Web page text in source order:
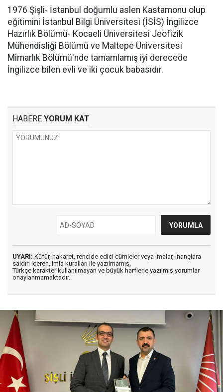
1976 Şişli- İstanbul doğumlu aslen Kastamonu olup
eğitimini İstanbul Bilgi Üniversitesi (İSİS) İngilizce
Hazırlık Bölümü- Kocaeli Üniversitesi Jeofizik
Mühendisliği Bölümü ve Maltepe Üniversitesi
Mimarlık Bölümü'nde tamamlamış iyi derecede
İngilizce bilen evli ve iki çocuk babasıdır.
HABERE YORUM KAT
UYARI: Küfür, hakaret, rencide edici cümleler veya imalar, inançlara
saldırı içeren, imla kuralları ile yazılmamış,
Türkçe karakter kullanılmayan ve büyük harflerle yazılmış yorumlar
onaylanmamaktadır.